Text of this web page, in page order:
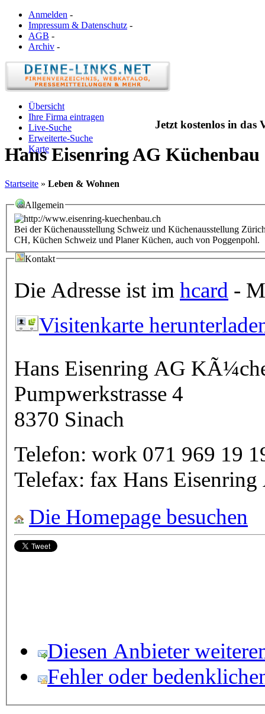
Anmelden -
Impressum & Datenschutz -
AGB -
Archiv -
Übersicht
Ihre Firma eintragen
Live-Suche
Erweiterte-Suche
Karte
Jetzt kostenlos in das
Hans Eisenring AG Küchenbau
Startseite » Leben & Wohnen
Allgemein
Bei der Küchenausstellung Schweiz und Küchenausstellung
CH, Küchen Schweiz und Planer Küchen, auch von Poggenpohl.
Kontakt
Die Adresse ist im hcard -
Visitenkarte
Hans Eisenring AG
Pumpwerkstrasse 4
8370 Sinach
Telefon: work 071 969 19
Telefax: fax Hans
Die Homepage besuchen
Diesen Anbieter
Fehler oder